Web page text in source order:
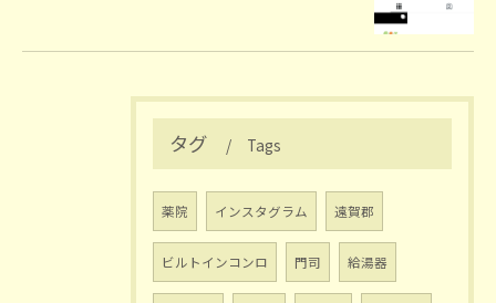
タグ Tags
薬院 インスタグラム 遠賀郡
ビルトインコンロ 門司 給湯器